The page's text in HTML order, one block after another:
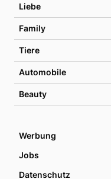
Liebe
Family
Tiere
Automobile
Beauty
Werbung
Jobs
Datenschutz